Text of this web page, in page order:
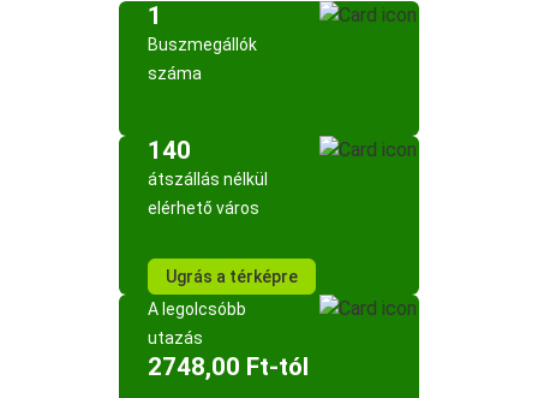
1
Buszmegállók
száma
140
átszállás nélkül
elérhető város
Ugrás a térképre
A legolcsóbb
utazás
2748,00 Ft-tól